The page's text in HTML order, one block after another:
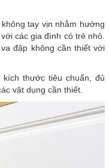
tay vịn nhằm hướng
các gia đình có trẻ nhỏ.
đập không cần thiết với
thước tiêu chuẩn, đủ
vật dụng cần thiết.